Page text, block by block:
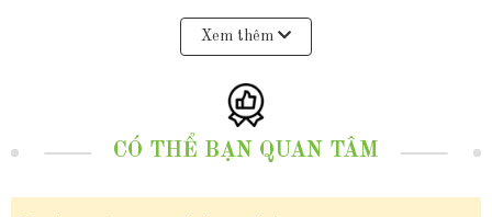
nổi bật sự duyên dáng, vẻ thanh lịch và quý phái của người đeo. Đây sẽ là
và đẳng cấp trong trang phục của mình.
--------------------------------------
Xem thêm
CÓ THỂ BẠN QUAN TÂM